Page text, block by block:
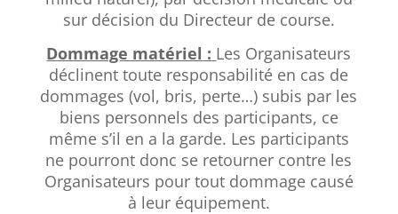
sur décision du Directeur de course.
Dommage matériel : Les Organisateurs
déclinent toute responsabilité en cas de
dommages (vol, bris, perte…) subis par les
biens personnels des participants, ce
même s’il en a la garde. Les participants
ne pourront donc se retourner contre les
Organisateurs pour tout dommage causé
à leur équipement.